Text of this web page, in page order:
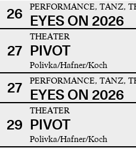
26
PERFORMANCE, TANZ,
EYES ON 2026
27
THEATER
PIVOT
Polivka/Hafner/Koch
27 PERFORMANCE, TANZ,
EYES ON 2026
29
THEATER
PIVOT
Polivka/Hafner/Koch